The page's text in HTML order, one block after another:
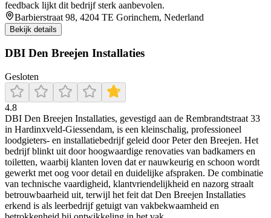
feedback lijkt dit bedrijf sterk aanbevolen.
Barbierstraat 98, 4204 TE Gorinchem, Nederland
Bekijk details
DBI Den Breejen Installaties
Gesloten
4.8
DBI Den Breejen Installaties, gevestigd aan de Rembrandtstraat 33
in Hardinxveld‑Giessendam, is een kleinschalig, professioneel
loodgieters‑ en installatiebedrijf geleid door Peter den Breejen. Het
bedrijf blinkt uit door hoogwaardige renovaties van badkamers en
toiletten, waarbij klanten loven dat er nauwkeurig en schoon wordt
gewerkt met oog voor detail en duidelijke afspraken. De combinatie
van technische vaardigheid, klantvriendelijkheid en nazorg straalt
betrouwbaarheid uit, terwijl het feit dat Den Breejen Installaties
erkend is als leerbedrijf getuigt van vakbekwaamheid en